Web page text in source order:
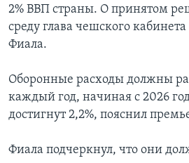
2% ВВП страны. О принятом
среду глава чешского
Фиала.
Оборонные расходы должны
каждый год, начиная с 2026
достигнут 2,2%, пояснил
Фиала подчеркнул, что они